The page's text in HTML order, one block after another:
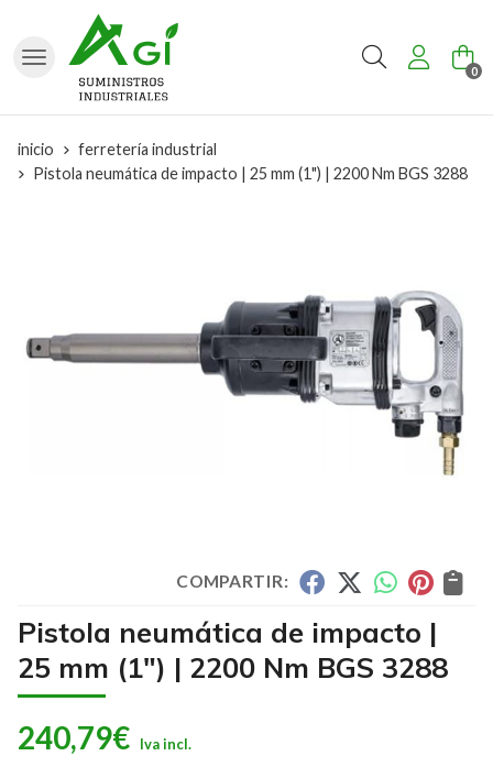
Buscar 0
inicio
ferretería industrial
Pistola neumática de impacto | 25 mm (1") | 2200 Nm BGS 3288
COMPARTIR:
Pistola neumática de impacto |
25 mm (1") | 2200 Nm BGS 3288
240,79€